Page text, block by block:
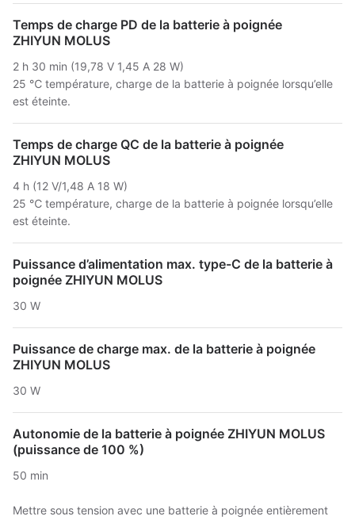
Temps de charge PD de la batterie à poignée
ZHIYUN MOLUS
2 h 30 min (19,78 V 1,45 A 28 W)
25 ℃ température, charge de la batterie à poignée lorsqu’elle
est éteinte.
Temps de charge QC de la batterie à poignée
ZHIYUN MOLUS
4 h (12 V/1,48 A 18 W)
25 ℃ température, charge de la batterie à poignée lorsqu’elle
est éteinte.
Puissance d’alimentation max. type-C de la batterie à
poignée ZHIYUN MOLUS
30 W
Puissance de charge max. de la batterie à poignée
ZHIYUN MOLUS
30 W
Autonomie de la batterie à poignée ZHIYUN MOLUS
(puissance de 100 %)
50 min
Mettre sous tension avec une batterie à poignée entièrement